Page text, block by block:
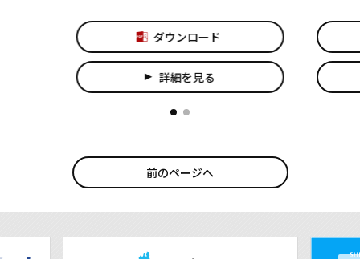
ダウンロード
play_arrow 詳細を見る
前のページへ